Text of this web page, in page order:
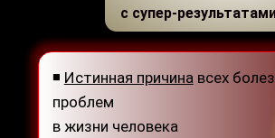
с супер-
◾ Истинная причина всех
проблем
в жизни человека